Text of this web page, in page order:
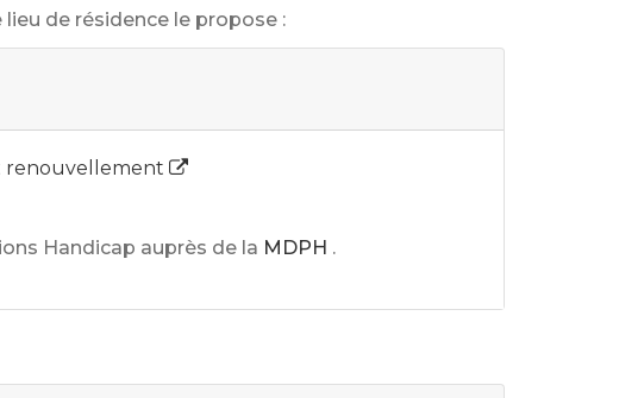
de résidence le propose :
renouvellement
Handicap auprès de la MDPH .